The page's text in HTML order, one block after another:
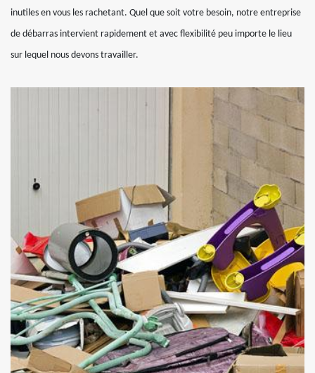
inutiles en vous les rachetant. Quel que soit votre besoin, notre entreprise
de débarras intervient rapidement et avec flexibilité peu importe le lieu
sur lequel nous devons travailler.